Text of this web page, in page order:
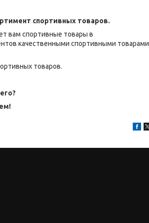
спортивных товаров.
вам спортивные товары в
качественными спортивными товарами
товаров.